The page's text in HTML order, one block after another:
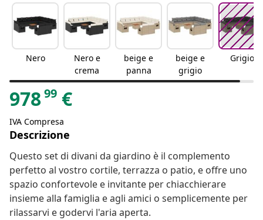
Nero
Nero e
crema
beige e
panna
beige e
grigio
Grigio
97899 €
IVA Compresa
Descrizione
Questo set di divani da giardino è il complemento
perfetto al vostro cortile, terrazza o patio, e offre uno
spazio confortevole e invitante per chiacchierare
insieme alla famiglia e agli amici o semplicemente per
rilassarvi e godervi l'aria aperta.